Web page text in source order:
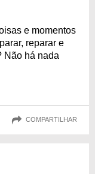
e momentos
reparar e
Não há nada
COMPARTILHAR